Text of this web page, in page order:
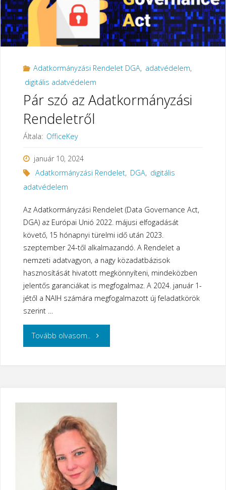
Adatkormányzási Rendelet DGA, adatvédelem,
digitális adatvédelem
Pár szó az Adatkormányzási
Rendeletről
Általa: OfficeKey
január 10, 2024
Adatkormányzási Rendelet, DGA, digitális
adatvédelem
Az Adatkormányzási Rendelet (Data Governance Act,
DGA) az Európai Unió 2022. májusi elfogadását
követő, 15 hónapnyi türelmi idő után 2023.
szeptember 24-től alkalmazandó. A Rendelet a
nemzeti adatvagyon, a nagy közadatbázisok
hasznosítását hivatott megkönnyíteni, mindeközben
jelentős garanciákat is megfogalmaz. A 2024. január 1-
jétől a NAIH számára megfogalmazott új feladatkörök
szerint …
Tovább olvasom.. "Pár
Adatkormányzási
Rendeletről"